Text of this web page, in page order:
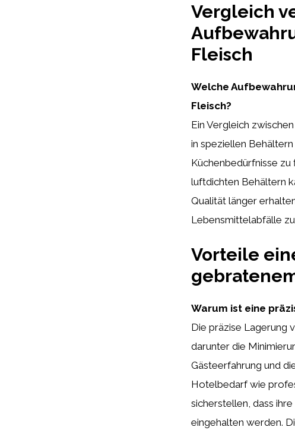
Vergleich
Fleisch
Welche
Fleisch?
Ein Vergleich
in speziellen
Küchenbedürfnisse
luftdichten Behältern
Qualität länger
Lebensmittelabfälle
Vorteile
Warum ist eine
Die präzise Lagerung
darunter die
Gästeerfahrung und
Hotelbedarf wie
sicherstellen, dass
eingehalten werden.